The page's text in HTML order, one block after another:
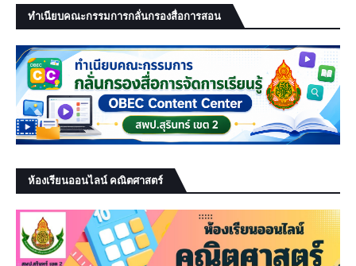
ทำเนียบคณะกรรมการกลั่นกรองสื่อการสอน
ห้องเรียนออนไลน์ คณิตศาสตร์